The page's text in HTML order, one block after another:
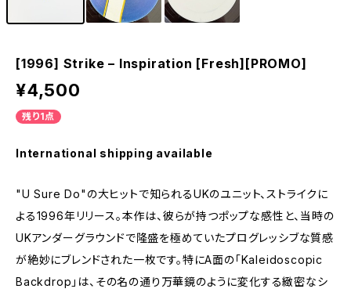
[1996] Strike – Inspiration [Fresh][PROMO]
¥4,500
残り1点
International shipping available
"U Sure Do"の大ヒットで知られるUKのユニット、ストライクに
よる1996年リリース。本作は、彼らが持つポップな感性と、当時の
UKアンダーグラウンドで隆盛を極めていたプログレッシブな質感
が絶妙にブレンドされた一枚です。特にA面の「Kaleidoscopic
Backdrop」は、その名の通り万華鏡のように変化する緻密なシ